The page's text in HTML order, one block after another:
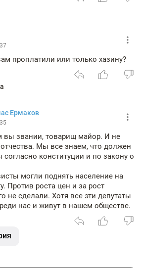
проплатили или только хазину?
Ермаков
вы звании, товарищ майор. И не
Мы все знаем, что должен
согласно конституции и по закону о
могли поднять население на
Против роста цен и за рост
не сделали. Хотя все эти депутаты
нас и живут в нашем обществе.